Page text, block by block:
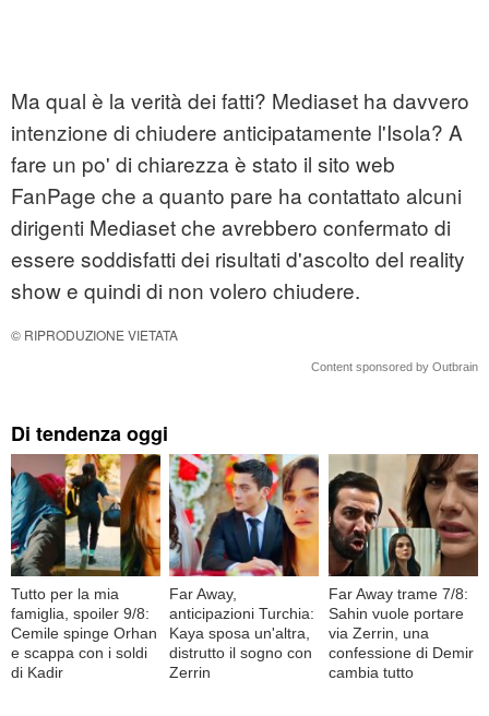
Ma qual è la verità dei fatti? Mediaset ha davvero
intenzione di chiudere anticipatamente l'Isola? A
fare un po' di chiarezza è stato il sito web
FanPage che a quanto pare ha contattato alcuni
dirigenti Mediaset che avrebbero confermato di
essere soddisfatti dei risultati d'ascolto del reality
show e quindi di non volero chiudere.
© RIPRODUZIONE VIETATA
Content sponsored by Outbrain
Di tendenza oggi
Tutto per la mia
famiglia, spoiler 9/8:
Cemile spinge Orhan
e scappa con i soldi
di Kadir
Far Away,
anticipazioni Turchia:
Kaya sposa un'altra,
distrutto il sogno con
Zerrin
Far Away trame 7/8:
Sahin vuole portare
via Zerrin, una
confessione di Demir
cambia tutto